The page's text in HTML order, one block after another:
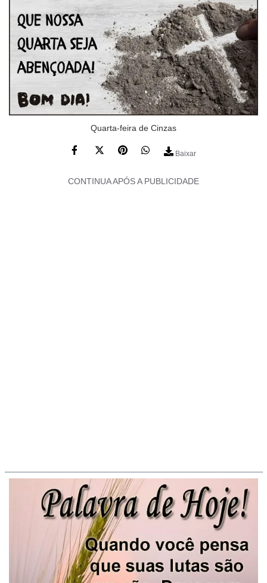
Quarta-feira de Cinzas
Baixar
CONTINUA APÓS A PUBLICIDADE